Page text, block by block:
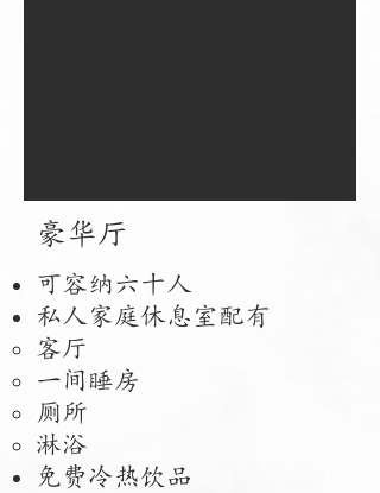
豪华厅
可容纳六十人
私人家庭休息室配有
客厅
一间睡房
厕所
淋浴
免费冷热饮品